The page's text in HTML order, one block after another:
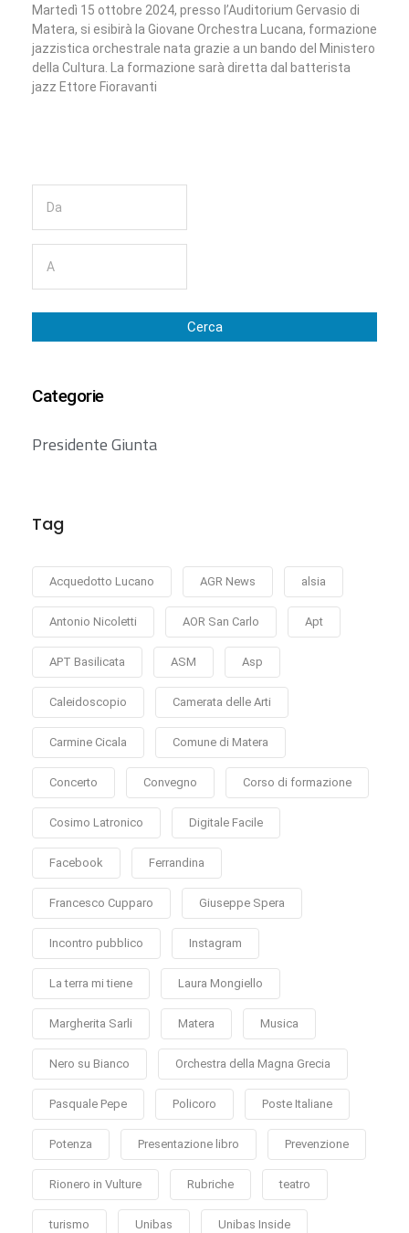
Martedì 15 ottobre 2024, presso l’Auditorium Gervasio di
Matera, si esibirà la Giovane Orchestra Lucana, formazione
jazzistica orchestrale nata grazie a un bando del Ministero
della Cultura. La formazione sarà diretta dal batterista
jazz Ettore Fioravanti
Cerca
Categorie
Presidente Giunta
Tag
Acquedotto Lucano AGR News alsia
Antonio Nicoletti AOR San Carlo Apt
APT Basilicata ASM Asp
Caleidoscopio Camerata delle Arti
Carmine Cicala Comune di Matera
Concerto Convegno Corso di formazione
Cosimo Latronico Digitale Facile
Facebook Ferrandina
Francesco Cupparo Giuseppe Spera
Incontro pubblico Instagram
La terra mi tiene Laura Mongiello
Margherita Sarli Matera Musica
Nero su Bianco Orchestra della Magna Grecia
Pasquale Pepe Policoro Poste Italiane
Potenza Presentazione libro Prevenzione
Rionero in Vulture Rubriche teatro
turismo Unibas Unibas Inside